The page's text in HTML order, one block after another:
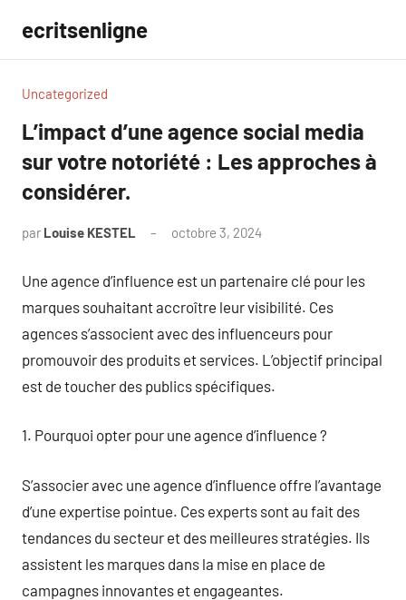
contenu
ecritsenligne
Uncategorized
L’impact d’une agence social media
sur votre notoriété : Les approches à
considérer.
par Louise KESTEL octobre 3, 2024
Une agence d’influence est un partenaire clé pour les
marques souhaitant accroître leur visibilité. Ces
agences s’associent avec des influenceurs pour
promouvoir des produits et services. L’objectif principal
est de toucher des publics spécifiques.
1. Pourquoi opter pour une agence d’influence ?
S’associer avec une agence d’influence offre l’avantage
d’une expertise pointue. Ces experts sont au fait des
tendances du secteur et des meilleures stratégies. Ils
assistent les marques dans la mise en place de
campagnes innovantes et engageantes.